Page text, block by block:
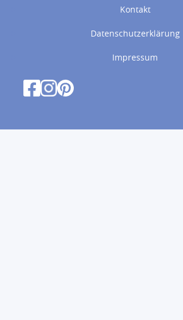
Kontakt
Datenschutzerklärung
Impressum